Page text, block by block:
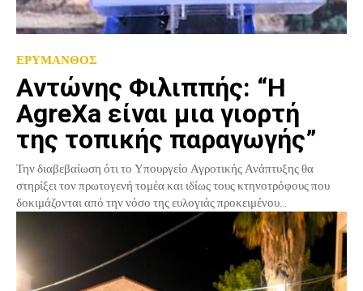
ΕΡΥΜΑΝΘΟΣ
Aντώνης Φιλιππής: “Η
ΑgreXa είναι μια γιορτή
της τοπικής παραγωγής”
Την διαβεβαίωση ότι το Υπουργείο Αγροτικής Ανάπτυξης θα
στηρίξει τον πρωτογενή τομέα και ιδίως τους κτηνοτρόφους που
δοκιμάζονται από την νόσο της ευλογιάς προκειμένου...